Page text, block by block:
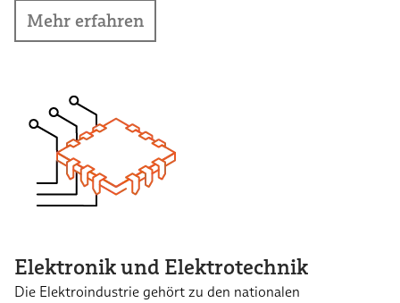
Mehr erfahren
Elektronik und Elektrotechnik
Die Elektroindustrie gehört zu den nationalen